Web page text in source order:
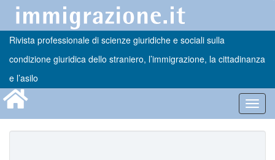
Rivista professionale di scienze giuridiche e sociali sulla
condizione giuridica dello straniero, l’immigrazione, la cittadinanza
e l’asilo